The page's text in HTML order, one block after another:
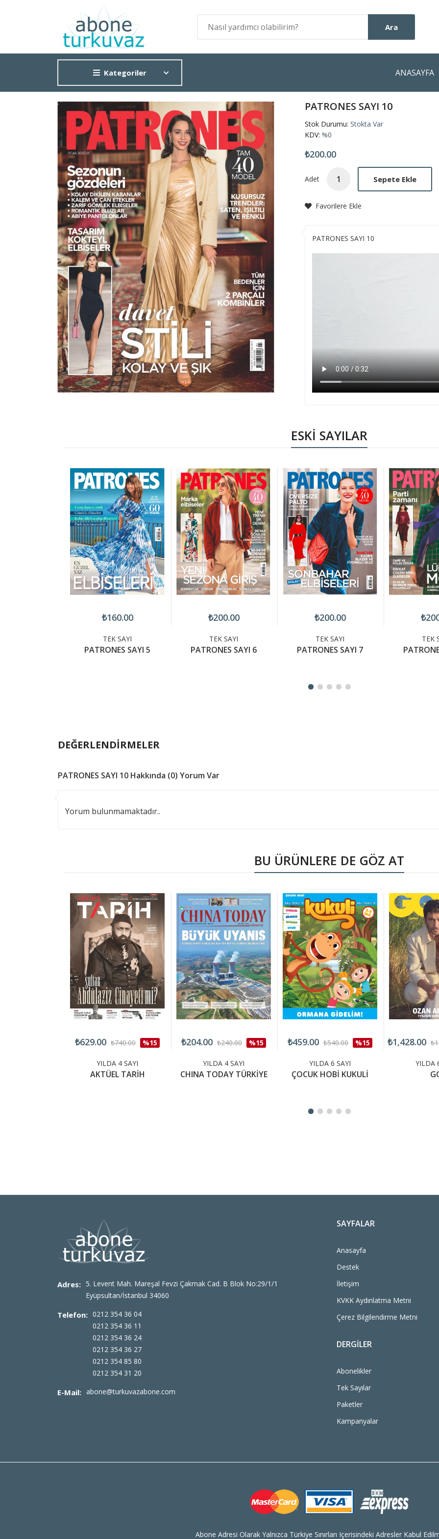
Ara
Kategoriler ANASAYFA
PATRONES SAYI 10
Stok Durumu: Stokta Var
KDV: %0
₺200.00
Adet Sepete Ekle
Favorilere Ekle
PATRONES SAYI 10
ESKİ SAYILAR
₺160.00
TEK SAYI
PATRONES SAYI 5
₺200.00
TEK SAYI
PATRONES SAYI 6
₺200.00
TEK SAYI
PATRONES SAYI 7
TEK
DEĞERLENDİRMELER
PATRONES SAYI 10 Hakkında (0) Yorum Var
Yorum bulunmamaktadır..
BU ÜRÜNLERE DE GÖZ AT
₺629.00 ₺740.00 %15
YILDA 4 SAYI
AKTÜEL TARİH
₺204.00 ₺240.00 %15
YILDA 4 SAYI
CHINA TODAY TÜRKİYE
₺459.00 ₺540.00 %15
YILDA 6 SAYI
ÇOCUK HOBİ KUKULİ
₺1,428.00
YILDA
Adres: 5. Levent Mah. Mareşal Fevzi Çakmak Cad. B Blok No:29/1/1
Eyüpsultan/İstanbul 34060
Telefon: 0212 354 36 04
0212 354 36 11
0212 354 36 24
0212 354 36 27
0212 354 85 80
0212 354 31 20
E-Mail: abone@turkuvazabone.com
SAYFALAR
Anasayfa
Destek
İletişim
KVKK Aydınlatma Metni
Çerez Bilgilendirme Metni
DERGILER
Abonelikler
Tek Sayılar
Paketler
Kampanyalar
Abone Adresi Olarak Yalnızca Türkiye Sınırları Içerisindeki Adresler Kabul